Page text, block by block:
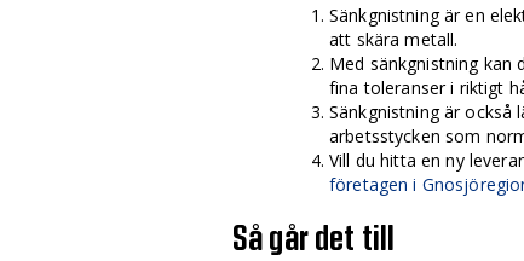
Sänkgnistning är en
att skära metall.
Med sänkgnistning kan
fina toleranser i riktigt
Sänkgnistning är också
arbetsstycken som
Vill du hitta en ny
företagen i
Så går det till